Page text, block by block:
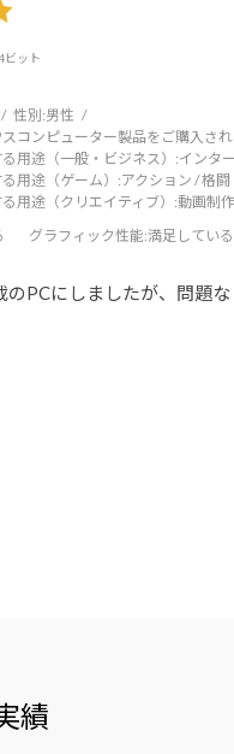
ビット
性別:男性
コンピューター製品をご購入さ
用途（一般・ビジネス）:インタ
用途（ゲーム）:アクション / 格闘
用途（クリエイティブ）:動画制
グラフィック性能:満足している
のPCにしましたが、問題
績